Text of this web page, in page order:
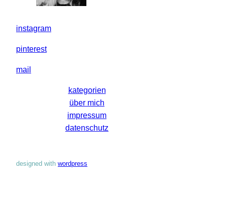
instagram
pinterest
mail
kategorien
über mich
impressum
datenschutz
designed with wordpress